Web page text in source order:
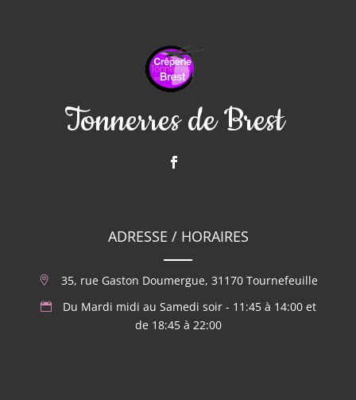
Tonnerres de Brest
ADRESSE / HORAIRES
35, rue Gaston Doumergue, 31170 Tournefeuille
Du Mardi midi au Samedi soir - 11:45 à 14:00 et
de 18:45 à 22:00